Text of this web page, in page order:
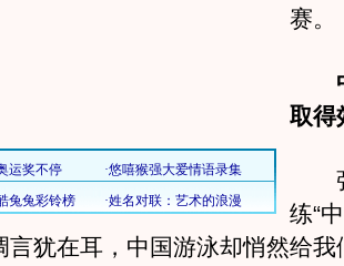
赛。
取得
张
练“
言犹在耳，中国游泳却悄然给我